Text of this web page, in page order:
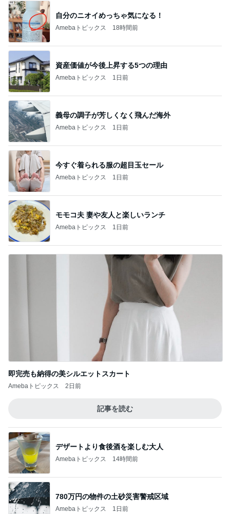
自分のニオイめっちゃ気になる！
Amebaトピックス 18時間前
資産価値が今後上昇する5つの理由
Amebaトピックス 1日前
義母の調子が芳しくなく飛んだ海外
Amebaトピックス 1日前
今すぐ着られる服の超目玉セール
Amebaトピックス 1日前
モモコ夫 妻や友人と楽しいランチ
Amebaトピックス 1日前
即完売も納得の美シルエットスカート
Amebaトピックス 2日前
記事を読む
デザートより食後酒を楽しむ大人
Amebaトピックス 14時間前
780万円の物件の土砂災害警戒区域
Amebaトピックス 1日前